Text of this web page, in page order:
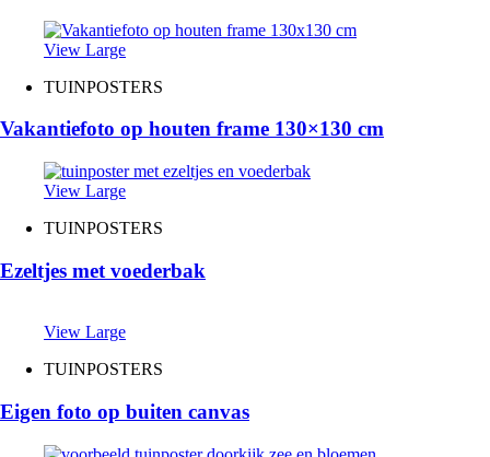
View Large
TUINPOSTERS
Vakantiefoto op houten frame 130×130 cm
View Large
TUINPOSTERS
Ezeltjes met voederbak
View Large
TUINPOSTERS
Eigen foto op buiten canvas